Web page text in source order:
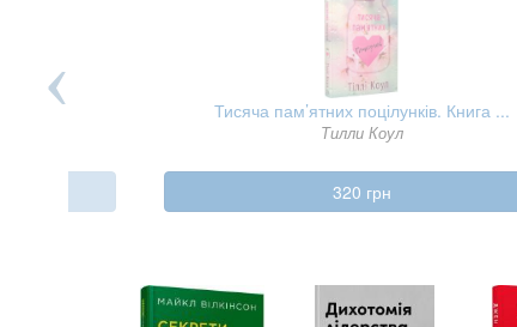
Тисяча пам’ятних поцілунків. Книга ...
Тилли Коул
320 грн